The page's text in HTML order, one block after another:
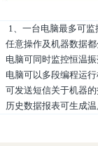
1、一台电脑最多可
任意操作及机器数据
电脑可同时监控恒温
电脑可以多段编程运
可发送短信关于机器
历史数据报表可生成